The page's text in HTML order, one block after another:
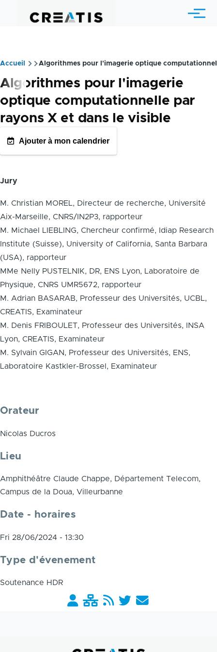
Menu
Breadcrumb
Accueil Algorithmes pour l'imagerie optique
Algorithmes pour l'imagerie
optique computationnelle par
rayons X et dans le visible
Ajouter à mon calendrier
GOOGLE AGENDA
Jury
M. Christian MOREL, Directeur de recherche, Université
Aix-Marseille, CNRS/IN2P3, rapporteur
M. Michael LIEBLING, Chercheur confirmé, Idiap Research
Institute (Suisse), University of California, Santa Barbara
(USA), rapporteur
MMe Nelly PUSTELNIK, DR, ENS Lyon, Laboratoire de
Physique, CNRS UMR5672, rapporteur
M. Adrian BASARAB, Professeur des Universités, UCBL,
CREATIS, Examinateur
M. Denis FRIBOULET, Professeur des Universités, INSA
Lyon, CREATIS, Examinateur
M. Sylvain GIGAN, Professeur des Universités, ENS,
Laboratoire Kastkler-Brossel, Examinateur
Orateur
Nicolas Ducros
Lieu
Amphithéâtre Claude Chappe, Département Telecom,
Campus de la Doua, Villeurbanne
Date - horaires
Fri 28/06/2024 - 13:30
Type d'évenement
Soutenance HDR
Barre